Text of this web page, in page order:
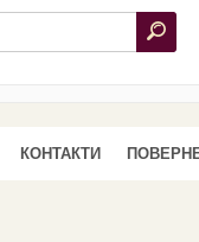
КОНТАКТИ